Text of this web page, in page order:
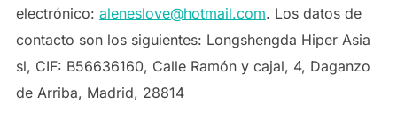
electrónico: aleneslove@hotmail.com. Los datos de
contacto son los siguientes: Longshengda Hiper Asia
sl, CIF: B56636160, Calle Ramón y cajal, 4, Daganzo
de Arriba, Madrid, 28814